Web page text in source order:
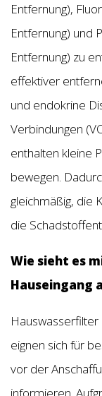
Entfernung),
Entfernung) und
Entfernung) zu
effektiver
und endokrine
Verbindungen
enthalten kleine
bewegen.
gleichmäßig, die
die
Wie sieht es
Hauseingang
eignen sich für
vor der